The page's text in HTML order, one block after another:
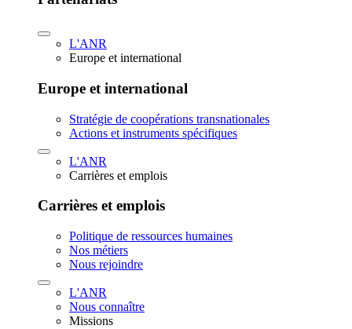
L'ANR
Europe et international
Europe et international
Stratégie de coopérations transnationales
Actions et instruments spécifiques
L'ANR
Carrières et emplois
Carrières et emplois
Politique de ressources humaines
Nos métiers
Nous rejoindre
L'ANR
Nous connaître
Missions